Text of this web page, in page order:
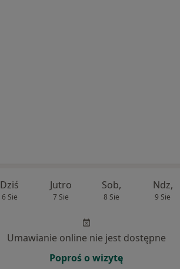
Dziś
6 Sie
Jutro
7 Sie
Sob,
8 Sie
Ndz,
9 Sie
Umawianie online nie jest dostępne
Poproś o wizytę